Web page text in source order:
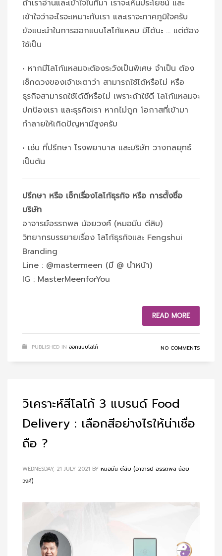
ถ้าเราอ่านและเข้าใจในที่มา เราจะเห็นประโยชน์ และ
เข้าใจว่าอะไรจะเหมาะกับเรา และเราจะภาคภูมิใจครับ
ข้อแนะนำในการออกแบบโลโก้แหลม มีได้นะ … แต่ต้อง
ใช้เป็น
• หากมีโลโก้แหลมจะต้องระวังเป็นพิเศษ จำเป็น ต้อง
เช็กดวงของเจ้าชะตาว่า สามารถใช้ได้หรือไม่ หรือ
ธุรกิจสามารถใช้ได้ดีหรือไม่ เพราะถ้าใช้ดี โลโก้แหลมจะ
ปกป้องเรา และธุรกิจเรา หากไม่ถูก โอกาสที่เข้ามา
ทำลายให้เกิดปัญหามีสูงครับ
• เช่น ที่ปรึกษา โรงพยาบาล และบริษัท วางกลยุทธ์
เป็นต้น
ปรึกษา หรือ เช็กเรื่องโลโก้ธุรกิจ หรือ การตั้งชื่อ
บริษัท
อาจารย์อรรถพล น้อยวงศ์ (หมอมีน ตีสิบ)
วิทยากรบรรยายเรื่อง โลโก้ธุรกิจและ Fengshui
Branding
Line : @mastermeen (มี @ นำหน้า)
IG : MasterMeenforYou
READ MORE
PUBLISHED IN ออกแบบโลโก้ NO COMMENTS
วิเคราะห์สีโลโก้ 3 แบรนด์ Food
Delivery : เลือกสีอย่างไรให้น่าเชื่อ
ถือ ?
WEDNESDAY, 21 JULY 2021 BY หมอมีน ตีสิบ (อาจารย์ อรรถพล น้อย
วงศ์)